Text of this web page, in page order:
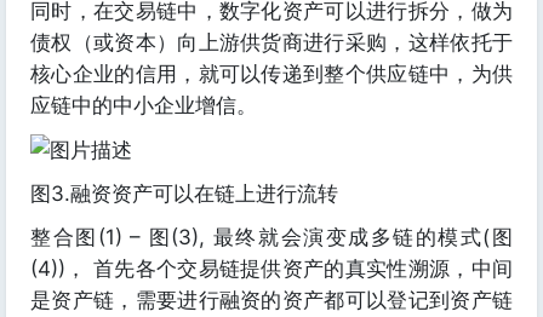
同时，在交易链中，数字化资产可以进行拆分，做为
债权（或资本）向上游供货商进行采购，这样依托于
核心企业的信用，就可以传递到整个供应链中，为供
应链中的中小企业增信。
图3.融资资产可以在链上进行流转
整合图(1) – 图(3), 最终就会演变成多链的模式(图
(4))， 首先各个交易链提供资产的真实性溯源，中间
是资产链，需要进行融资的资产都可以登记到资产链